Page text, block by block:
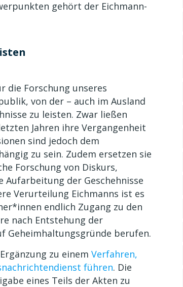
gehört der Eichmann-
die Forschung unseres
von der – auch im Ausland
zu leisten. Zwar ließen
Jahren ihre Vergangenheit
sind jedoch dem
zu sein. Zudem ersetzen sie
Forschung von Diskurs,
der Geschehnisse
Verurteilung Eichmanns ist es
endlich Zugang zu den
nach Entstehung der
Geheimhaltungsgründe berufen.
zu einem Verfahren,
führen. Die
eines Teils der Akten zu